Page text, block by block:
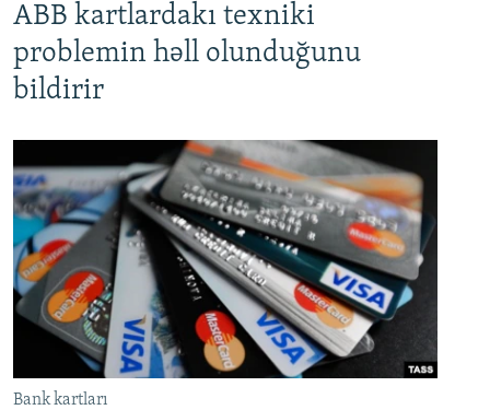
ABB kartlardakı texniki
problemin həll olunduğunu
bildirir
Bank kartları